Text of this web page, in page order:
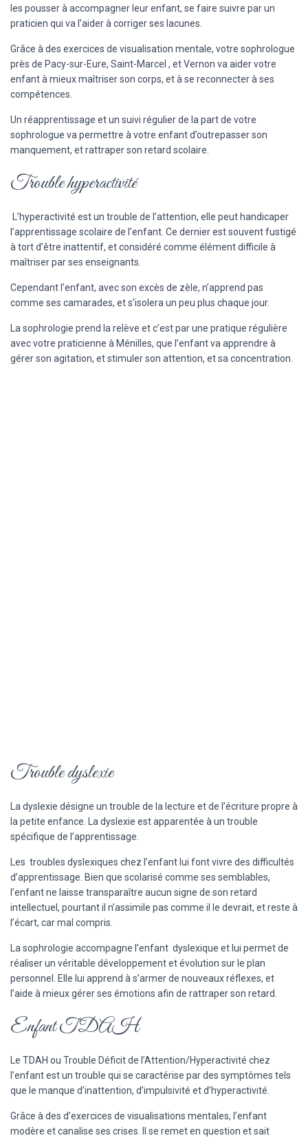
les pousser à accompagner leur enfant, se faire suivre par un
praticien qui va l’aider à corriger ses lacunes.
Grâce à des exercices de visualisation mentale, votre sophrologue
près de Pacy-sur-Eure, Saint-Marcel , et Vernon va aider votre
enfant à mieux maîtriser son corps, et à se reconnecter à ses
compétences.
Un réapprentissage et un suivi régulier de la part de votre
sophrologue va permettre à votre enfant d’outrepasser son
manquement, et rattraper son retard scolaire.
Trouble hyperactivité
L’hyperactivité est un trouble de l’attention, elle peut handicaper
l’apprentissage scolaire de l’enfant. Ce dernier est souvent fustigé
à tort d’être inattentif, et considéré comme élément difficile à
maîtriser par ses enseignants.
Cependant l’enfant, avec son excès de zèle, n’apprend pas
comme ses camarades, et s’isolera un peu plus chaque jour.
La sophrologie prend la relève et c’est par une pratique régulière
avec votre praticienne à Ménilles, que l’enfant va apprendre à
gérer son agitation, et stimuler son attention, et sa concentration.
Trouble dyslexie
La dyslexie désigne un trouble de la lecture et de l’écriture propre à
la petite enfance. La dyslexie est apparentée à un trouble
spécifique de l’apprentissage.
Les troubles dyslexiques chez l’enfant lui font vivre des difficultés
d’apprentissage. Bien que scolarisé comme ses semblables,
l’enfant ne laisse transparaître aucun signe de son retard
intellectuel, pourtant il n’assimile pas comme il le devrait, et reste à
l’écart, car mal compris.
La sophrologie accompagne l’enfant dyslexique et lui permet de
réaliser un véritable développement et évolution sur le plan
personnel. Elle lui apprend à s’armer de nouveaux réflexes, et
l’aide à mieux gérer ses émotions afin de rattraper son retard.
Enfant TDAH
Le TDAH ou Trouble Déficit de l’Attention/Hyperactivité chez
l’enfant est un trouble qui se caractérise par des symptômes tels
que le manque d’inattention, d’impulsivité et d’hyperactivité.
Grâce à des d’exercices de visualisations mentales, l’enfant
modère et canalise ses crises. Il se remet en question et sait